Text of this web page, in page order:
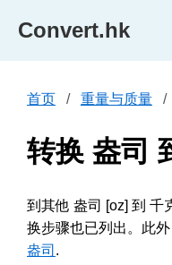
Convert.hk
首页 重量与质量
转换 盎司
到其他 盎司 [oz] 到 千
换步骤也已列出。此
盎司 .